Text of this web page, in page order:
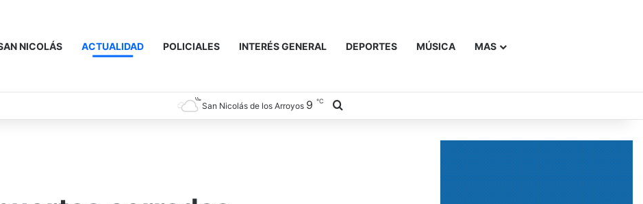
NICOLÁS ACTUALIDAD POLICIALES INTERÉS GENERAL DEPORTES MÚSICA MAS
San Nicolás de los Arroyos 9 ℃ Buscar